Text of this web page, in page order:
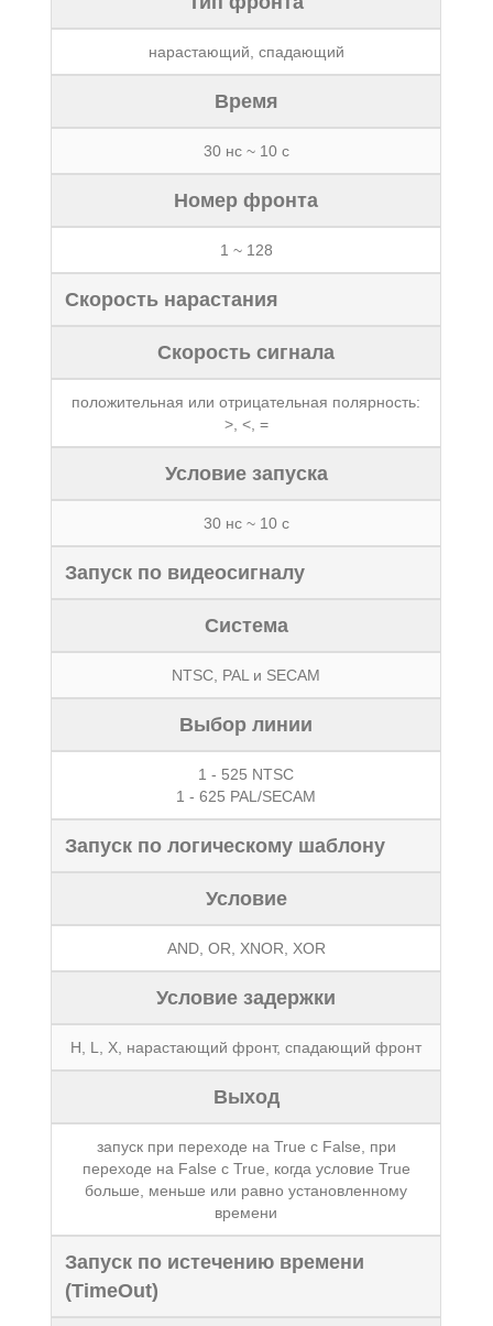
нарастающий, спадающий
Время
30 нс ~ 10 с
Номер фронта
1 ~ 128
Скорость нарастания
Скорость сигнала
положительная или отрицательная полярность:
>, <, =
Условие запуска
30 нс ~ 10 с
Запуск по видеосигналу
Cистема
NTSC, PAL и SECAM
Выбор линии
1 - 525 NTSC
1 - 625 PAL/SECAM
Запуск по логическому шаблону
Условие
AND, OR, XNOR, XOR
Условие задержки
H, L, X, нарастающий фронт, спадающий фронт
Выход
запуск при переходе на True с False, при
переходе на False с True, когда условие True
больше, меньше или равно установленному
времени
Запуск по истечению времени
(TimeOut)